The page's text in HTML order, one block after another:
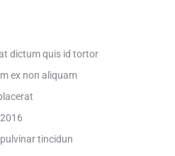
dictum quis id tortor
ex non aliquam
tincidun